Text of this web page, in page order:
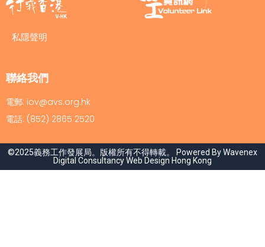
私隱聲明
聯絡我們
電郵: iov@avs.org.hk
電話: (852) 2865 2520
©2025義務工作發展局。版權所有不得轉載。 Powered By Wavenex
Digital ConsultancyWeb Design Hong Kong